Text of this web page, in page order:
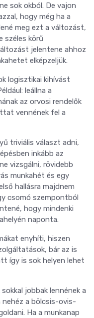
sok okból. De vajon
hogy még ha a
meg ezt a változást,
széles körű
jelentene ahhoz
elképzeljük.
logisztikai kihívást
leállna a
az orvosi rendelők
vennének fel a
triviális választ adni,
inkább az
vizsgálni, rövidebb
munkahét és egy
hallásra majdnem
csomó szempontból
hogy mindenki
naponta.
enyhíti, hiszen
bár az is
így is sok helyen lehet
jobbak lennének a
nehéz a bölcsis-ovis-
Ha a munkanap